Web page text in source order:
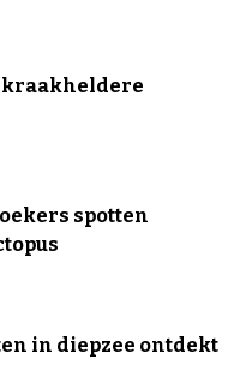
kraakheldere
spotten
in diepzee ontdekt